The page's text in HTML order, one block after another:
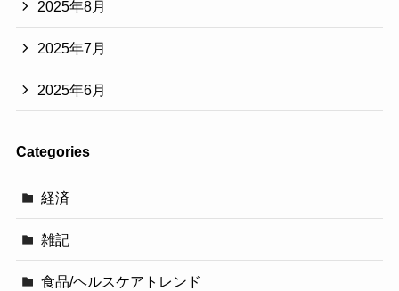
2025年8月
2025年7月
2025年6月
Categories
経済
雑記
食品/ヘルスケアトレンド